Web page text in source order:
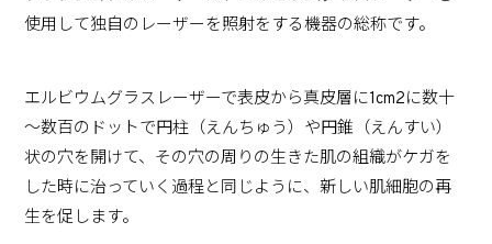
使用して独自のレーザーを照射をする機器の総称です。
エルビウムグラスレーザーで表皮から真皮層に1cm2に数十
～数百のドットで円柱（えんちゅう）や円錐（えんすい）
状の穴を開けて、その穴の周りの生きた肌の組織がケガを
した時に治っていく過程と同じように、新しい肌細胞の再
生を促します。